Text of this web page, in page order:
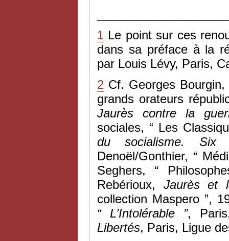
1 Le point sur ces
dans sa préface à la
par Louis Lévy, Paris,
2 Cf. Georges
grands orateurs
Jaurès contre la
sociales, “ Les
du socialisme. Six
Denoël/Gonthier, “
Seghers, “
Rebérioux, Jaurès et
collection Maspero ”,
“ L’Intolérable
”,
Libertés, Paris, Ligue